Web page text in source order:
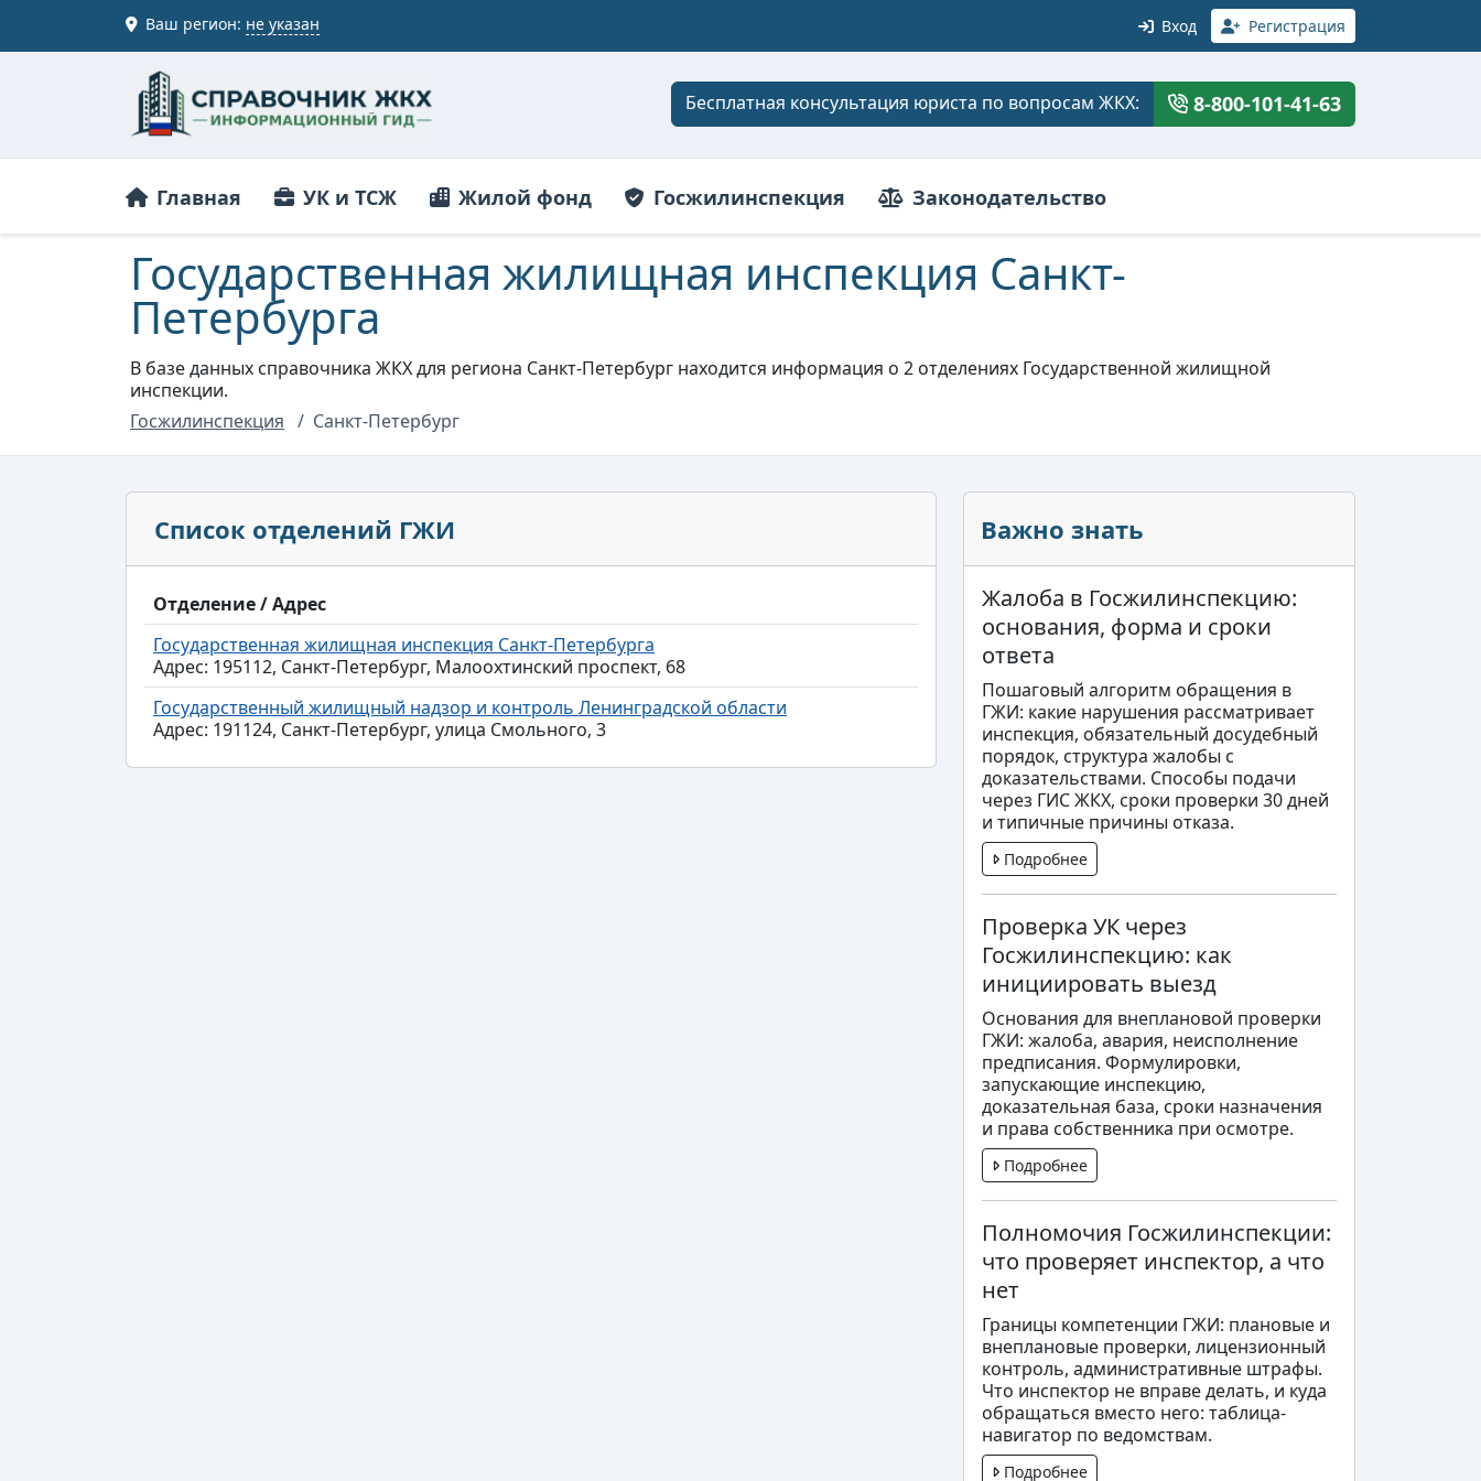
Ваш регион: не указан Вход Регистрация
Бесплатная консультация юриста по вопросам ЖКХ: 8-800-101-41-63
Главная УК и ТСЖ Жилой фонд Госжилинспекция Законодательство
Государственная жилищная инспекция Санкт-
Петербурга
В базе данных справочника ЖКХ для региона Санкт-Петербург находится информация о 2 отделениях Государственной жилищной
инспекции.
Госжилинспекция
Санкт-Петербург
Список отделений ГЖИ
Отделение / Адрес
Государственная жилищная инспекция Санкт-Петербурга
Адрес: 195112, Санкт-Петербург, Малоохтинский проспект, 68
Государственный жилищный надзор и контроль Ленинградской области
Адрес: 191124, Санкт-Петербург, улица Смольного, 3
Важно знать
Жалоба в Госжилинспекцию:
основания, форма и сроки
ответа
Пошаговый алгоритм обращения в
ГЖИ: какие нарушения рассматривает
инспекция, обязательный досудебный
порядок, структура жалобы с
доказательствами. Способы подачи
через ГИС ЖКХ, сроки проверки 30 дней
и типичные причины отказа.
Подробнее
Проверка УК через
Госжилинспекцию: как
инициировать выезд
Основания для внеплановой проверки
ГЖИ: жалоба, авария, неисполнение
предписания. Формулировки,
запускающие инспекцию,
доказательная база, сроки назначения
и права собственника при осмотре.
Подробнее
Полномочия Госжилинспекции:
что проверяет инспектор, а что
нет
Границы компетенции ГЖИ: плановые и
внеплановые проверки, лицензионный
контроль, административные штрафы.
Что инспектор не вправе делать, и куда
обращаться вместо него: таблица-
навигатор по ведомствам.
Подробнее